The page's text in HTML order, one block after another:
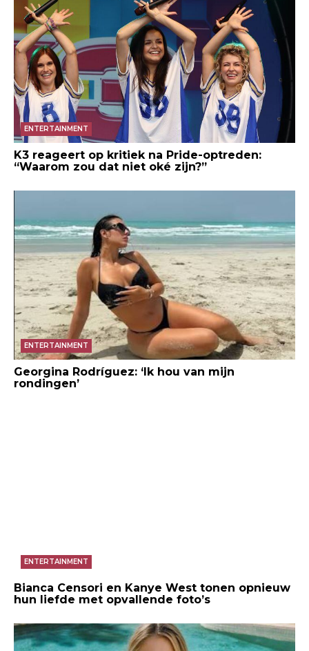
ENTERTAINMENT
K3 reageert op kritiek na Pride-optreden:
“Waarom zou dat niet oké zijn?”
ENTERTAINMENT
Georgina Rodríguez: ‘Ik hou van mijn
rondingen’
ENTERTAINMENT
Bianca Censori en Kanye West tonen opnieuw
hun liefde met opvallende foto’s